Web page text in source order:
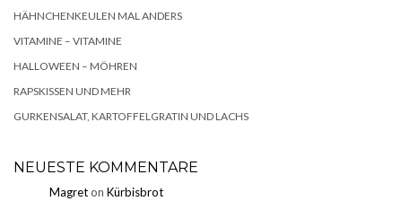
HÄHNCHENKEULEN MAL ANDERS
VITAMINE – VITAMINE
HALLOWEEN – MÖHREN
RAPSKISSEN UND MEHR
GURKENSALAT, KARTOFFELGRATIN UND LACHS
NEUESTE KOMMENTARE
Magreton Kürbisbrot